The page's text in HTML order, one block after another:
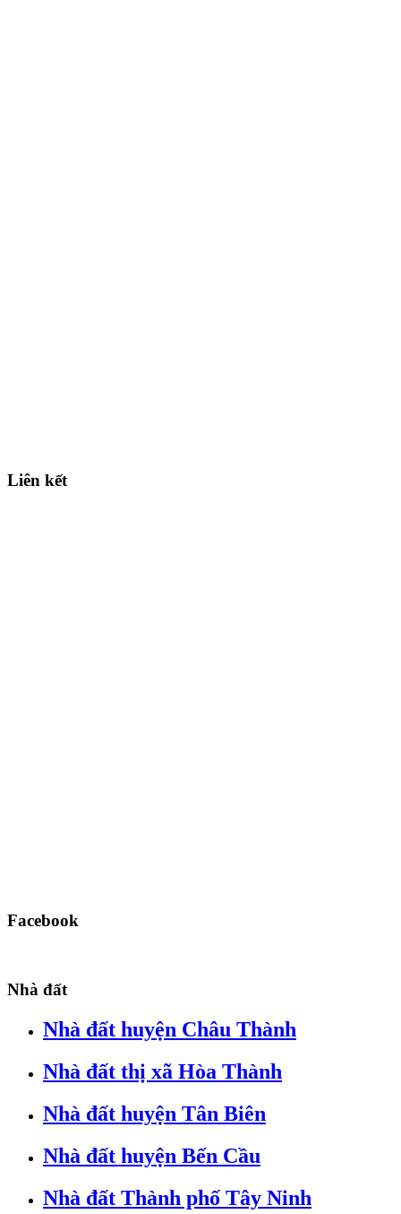
Liên kết
Facebook
Nhà đất
Nhà đất huyện Châu Thành
Nhà đất thị xã Hòa Thành
Nhà đất huyện Tân Biên
Nhà đất huyện Bến Cầu
Nhà đất Thành phố Tây Ninh